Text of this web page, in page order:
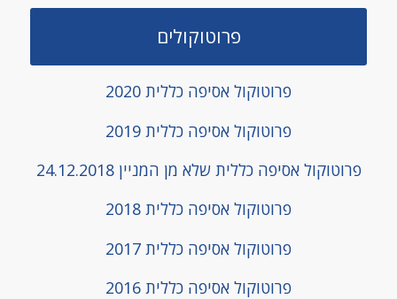
פרוטוקולים
פרוטוקול אסיפה כללית 2020
פרוטוקול אסיפה כללית 2019
פרוטוקול אסיפה כללית שלא מן המניין 24.12.2018
פרוטוקול אסיפה כללית 2018
פרוטוקול אסיפה כללית 2017
פרוטוקול אסיפה כללית 2016